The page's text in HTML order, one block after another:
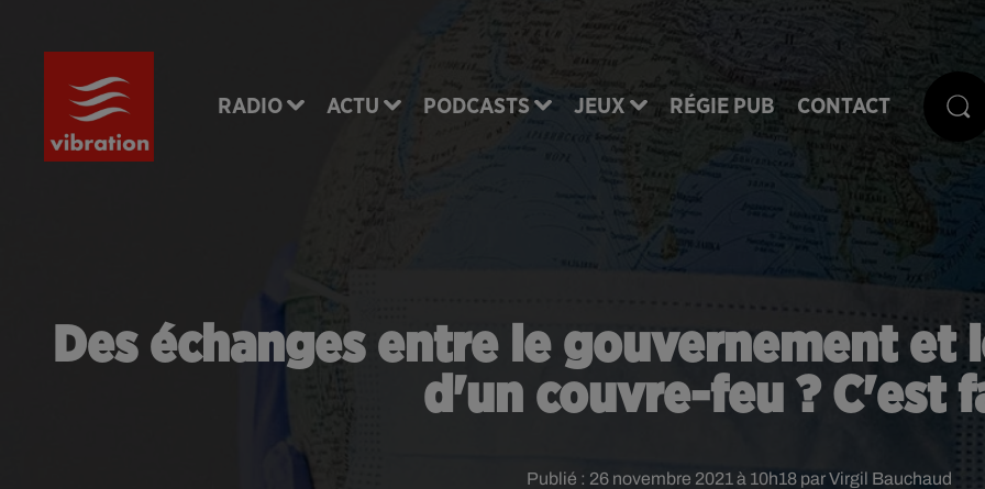
RADIO ACTU PODCASTS JEUX RÉGIE PUB CONTACT
Des échanges entre le gouvernement et
d'un couvre-feu ? C'est
Publié : 26 novembre 2021 à 10h18 par Virgil Bauchaud